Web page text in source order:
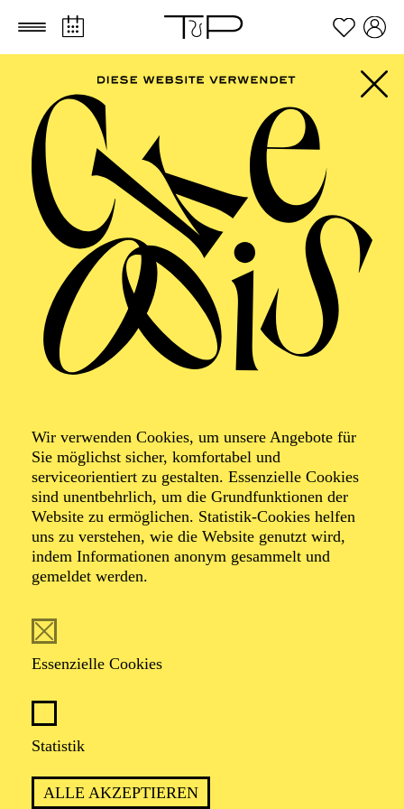
Zum Hauptinhalt springen Zum Footer springen
Wir verwenden Cookies, um unsere Angebote für
Sie möglichst sicher, komfortabel und
serviceorientiert zu gestalten. Essenzielle Cookies
sind unentbehrlich, um die Grundfunktionen der
Website zu ermöglichen. Statistik-Cookies helfen
uns zu verstehen, wie die Website genutzt wird,
indem Informationen anonym gesammelt und
gemeldet werden.
Essenzielle Cookies
Statistik
ALLE AKZEPTIEREN
Foto: Annemone Taake
am Schauspiel Essen. Die erfolgreiche Regisseurin